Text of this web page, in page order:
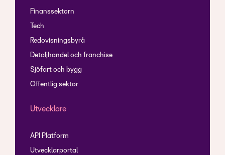
Finanssektorn
Tech
Redovisningsbyrå
Detaljhandel och franchise
Sjöfart och bygg
Offentlig sektor
Utvecklare
API Platform
Utvecklarportal